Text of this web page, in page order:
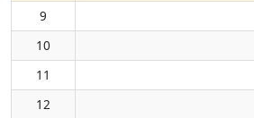
9
10
11
12